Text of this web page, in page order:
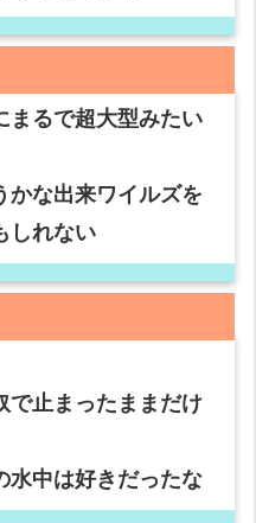
まるで超大型みたい
かな出来ワイルズを
しれない
で止まったままだけ
水中は好きだったな